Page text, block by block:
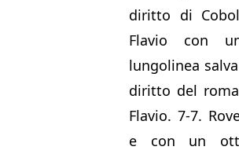
diritto di
Flavio con
lungolinea
diritto del
Flavio. 7-7.
e con un